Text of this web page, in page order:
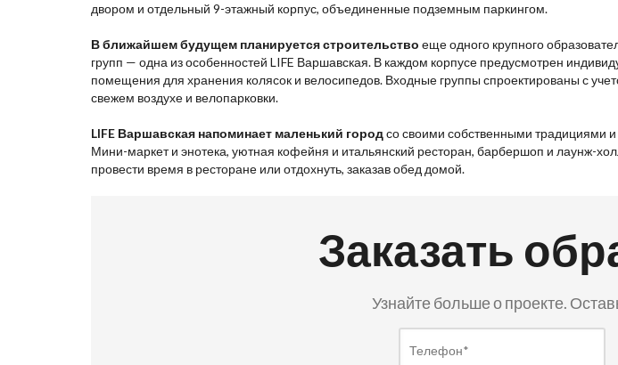
двором и отдельный 9-этажный корпус, объединенные подземным паркингом.
В ближайшем будущем планируется строительство еще одного крупного
групп — одна из особенностей LIFE Варшавская. В каждом корпусе предусмотрен
помещения для хранения колясок и велосипедов. Входные группы спроектированы с
свежем воздухе и велопарковки.
LIFE Варшавская напоминает маленький городсо своими собственными традициями
Мини-маркет и энотека, уютная кофейня и итальянский ресторан, барбершоп и лаунж-
провести время в ресторане или отдохнуть, заказав обед домой.
Заказать
Узнайте больше о проекте.